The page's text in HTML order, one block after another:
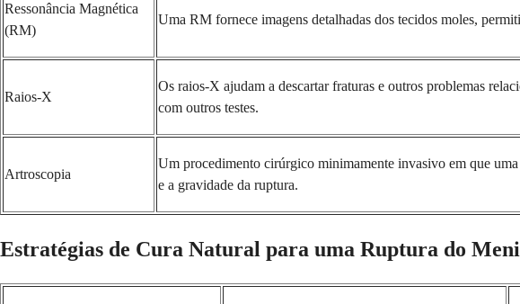
Ressonância Magnética
(RM)
Uma RM fornece imagens detalhadas dos tecidos moles,
Raios-X
Os raios-X ajudam a descartar fraturas e outros problemas
com outros testes.
Artroscopia
Um procedimento cirúrgico minimamente invasivo em que
e a gravidade da ruptura.
Estratégias de Cura Natural para uma Ruptura do